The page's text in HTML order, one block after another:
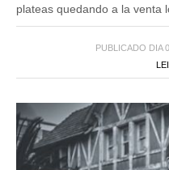
plateas quedando a la venta
PUBLICADO DIA